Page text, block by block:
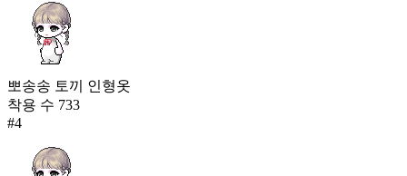
뽀송송 토끼 인형옷
착용 수 733
#4